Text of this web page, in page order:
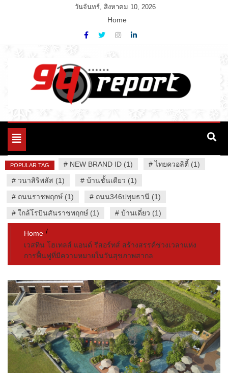
วันจันทร์, สิงหาคม 10, 2026
Home
94 Report.com
Variety News
Toggle
POPULAR TAG # NEW BRAND ID (1) #ไทยควอลิตี้ (1)
# วนาสิริพลัส (1) # บ้านชั้นเดียว (1)
# ถนนราชพฤกษ์ (1) # ถนน346ปทุมธานี (1)
# ใกล้โรบินสันราชพฤกษ์ (1) # บ้านเดี่ยว (1)
Home
เวสทิน โฮเทลส์ แอนด์ รีสอร์ทส์ สร้างสรรค์ช่วงเวลาแห่ง
การฟื้นฟูที่มีความหมายในวันสุขภาพสากล